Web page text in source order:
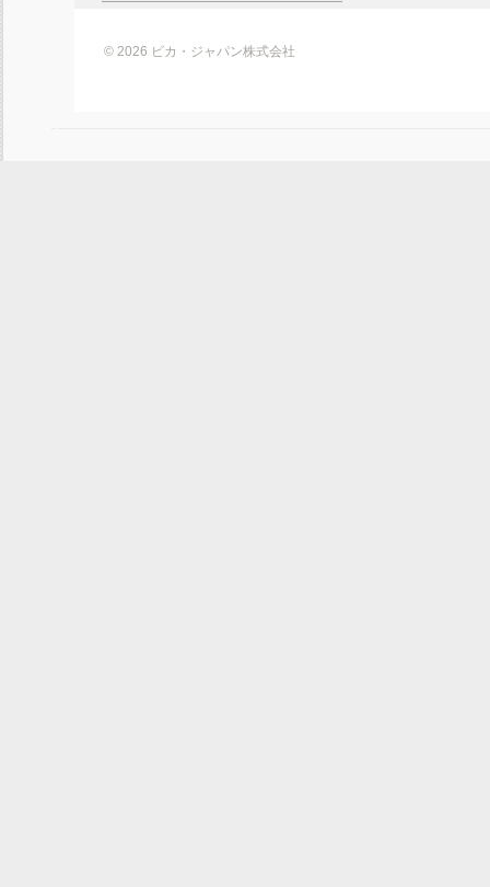
© 2026 ビカ・ジャパン株式会社